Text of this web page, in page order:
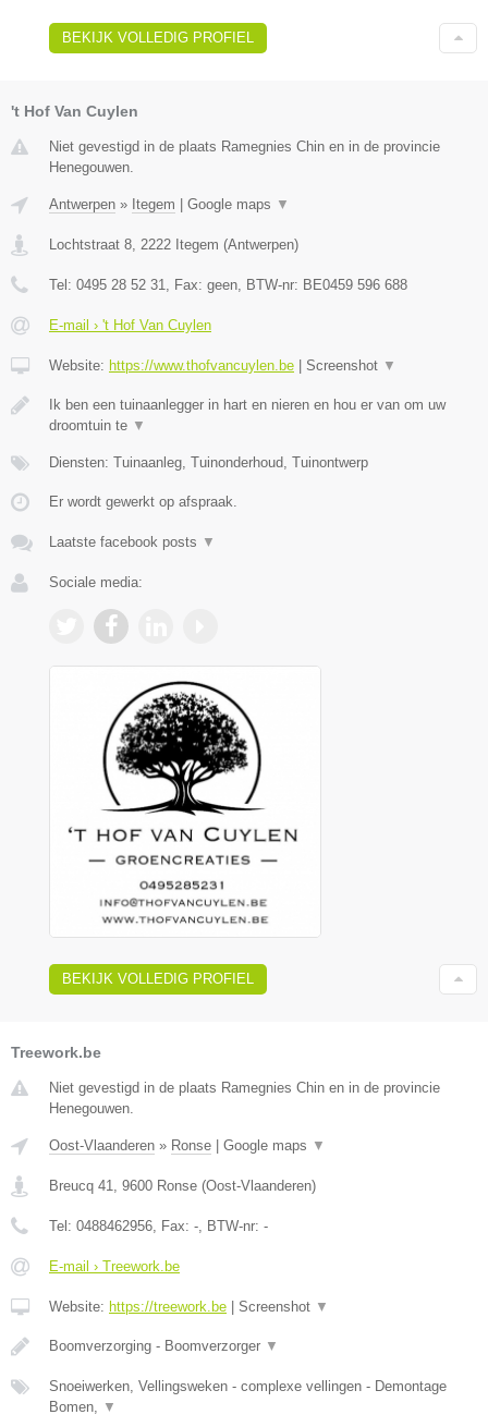
BEKIJK VOLLEDIG PROFIEL
't Hof Van Cuylen
Niet gevestigd in de plaats Ramegnies Chin en in de provincie
Henegouwen.
Antwerpen » Itegem Google maps ▼
Lochtstraat 8 2222 Itegem (Antwerpen)
Tel: 0495 28 52 31 , Fax: geen , BTW-nr: BE0459 596 688
E-mail › 't Hof Van Cuylen
Website: https://www.thofvancuylen.be Screenshot ▼
Ik ben een tuinaanlegger in hart en nieren en hou er van om uw
droomtuin te ▼
Diensten: Tuinaanleg, Tuinonderhoud, Tuinontwerp
Er wordt gewerkt op afspraak.
Laatste facebook posts ▼
Sociale media:
BEKIJK VOLLEDIG PROFIEL
Treework.be
Niet gevestigd in de plaats Ramegnies Chin en in de provincie
Henegouwen.
Oost-Vlaanderen » Ronse Google maps ▼
Breucq 41 9600 Ronse (Oost-Vlaanderen)
Tel: 0488462956 , Fax: - , BTW-nr: -
E-mail › Treework.be
Website: https://treework.be Screenshot ▼
Boomverzorging - Boomverzorger ▼
Snoeiwerken, Vellingsweken - complexe vellingen - Demontage
Bomen,
▼